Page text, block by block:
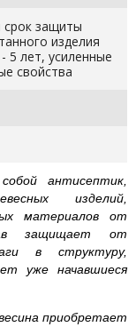
срок защиты
изделия
5 лет, усиленные
свойства
антисептик,
изделий,
материалов от
защищает от
в структуру,
уже начавшиеся
приобретает